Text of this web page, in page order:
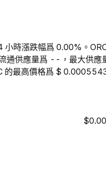
時漲跌幅爲 0.00%。
供應量爲 --，最大供應
的最高價格爲 $